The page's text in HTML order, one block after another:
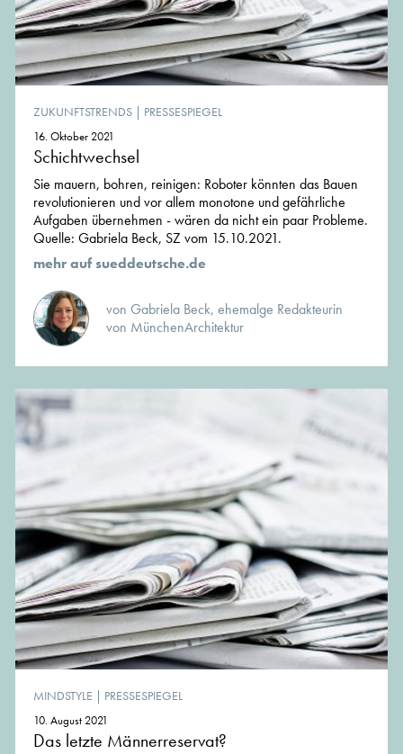
ZUKUNFTSTRENDS | PRESSESPIEGEL
16. Oktober 2021
Schichtwechsel
Sie mauern, bohren, reinigen: Roboter könnten das Bauen
revolutionieren und vor allem monotone und gefährliche
Aufgaben übernehmen - wären da nicht ein paar Probleme.
Quelle: Gabriela Beck, SZ vom 15.10.2021.
mehr auf sueddeutsche.de
von Gabriela Beck, ehemalge Redakteurin
von MünchenArchitektur
MINDSTYLE | PRESSESPIEGEL
10. August 2021
Das letzte Männerreservat?